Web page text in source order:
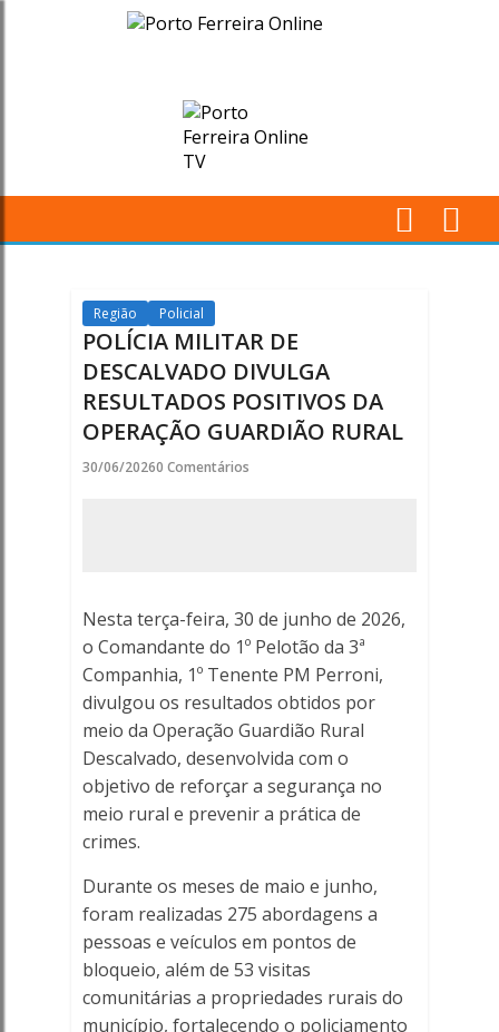
POLÍCIA
DESCALVADO
POSITIVOS
DA
OPERAÇÃO
GUARDIÃO
Porto
Ferreira
Online
-
Porto
Ferreira
Online
Região Policial
POLÍCIA MILITAR DE
DESCALVADO DIVULGA
RESULTADOS POSITIVOS DA
OPERAÇÃO GUARDIÃO RURAL
30/06/20260 Comentários
Nesta terça-feira, 30 de junho de 2026,
o Comandante do 1º Pelotão da 3ª
Companhia, 1º Tenente PM Perroni,
divulgou os resultados obtidos por
meio da Operação Guardião Rural
Descalvado, desenvolvida com o
objetivo de reforçar a segurança no
meio rural e prevenir a prática de
crimes.
Durante os meses de maio e junho,
foram realizadas 275 abordagens a
pessoas e veículos em pontos de
bloqueio, além de 53 visitas
comunitárias a propriedades rurais do
município, fortalecendo o policiamento